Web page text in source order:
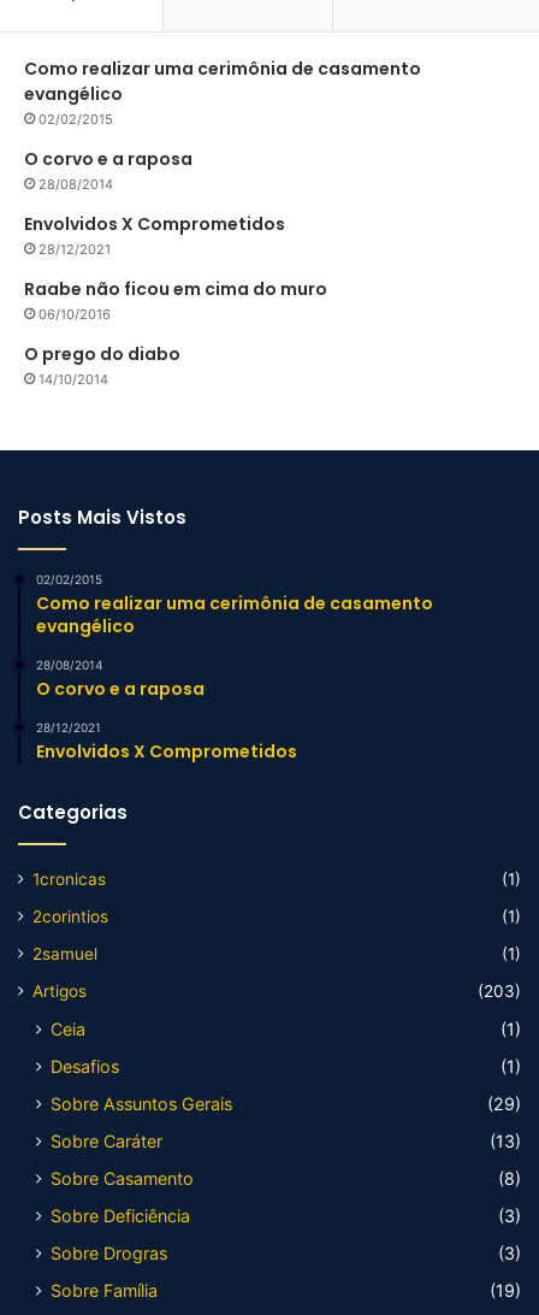
Como realizar uma cerimônia de casamento
evangélico
02/02/2015
O corvo e a raposa
28/08/2014
Envolvidos X Comprometidos
28/12/2021
Raabe não ficou em cima do muro
06/10/2016
O prego do diabo
14/10/2014
Posts Mais Vistos
02/02/2015
Como realizar uma cerimônia de casamento
evangélico
28/08/2014
O corvo e a raposa
28/12/2021
Envolvidos X Comprometidos
Categorias
1cronicas
(1)
2corintios
(1)
2samuel
(1)
Artigos
(203)
Ceia
(1)
Desafios
(1)
Sobre Assuntos Gerais
(29)
Sobre Caráter
(13)
Sobre Casamento
(8)
Sobre Deficiência
(3)
Sobre Drogras
(3)
Sobre Família
(19)